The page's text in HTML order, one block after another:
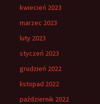
kwiecień 2023
marzec 2023
luty 2023
styczeń 2023
grudzień 2022
listopad 2022
październik 2022